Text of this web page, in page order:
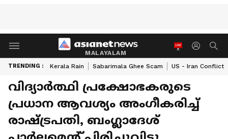
MALAYALAM
TRENDING : Kerala Rain Sabarimala Ghee Scam US - Iran Conflict
വിദ്യാര്‍ത്ഥി പ്രക്ഷോഭകരുടെ
പ്രധാന ആവശ്യം അംഗീകരിച്ച്
രാഷ്ട്രപതി, ബംഗ്ലാദേശ്